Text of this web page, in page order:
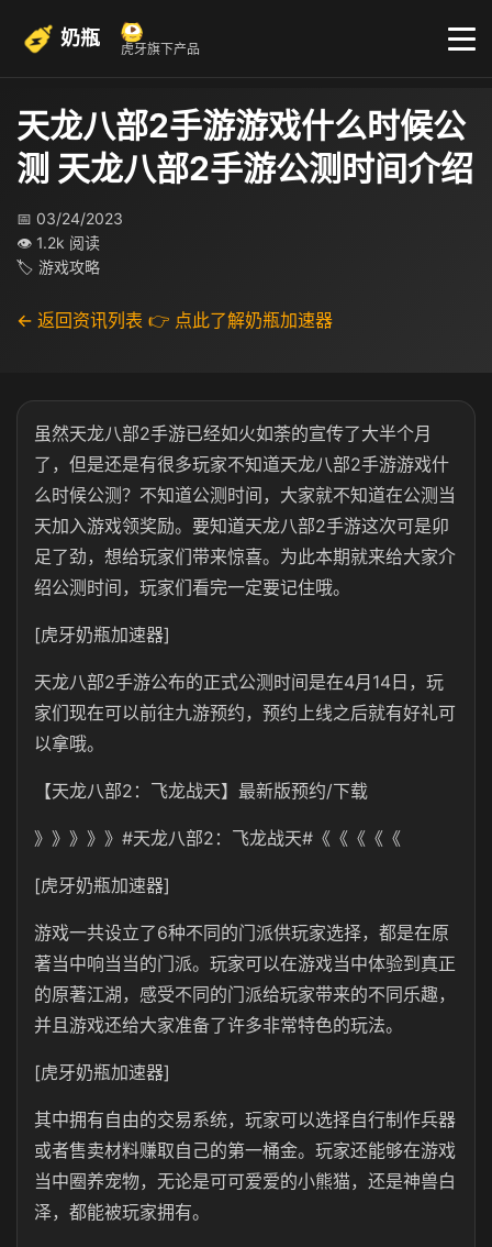
奶瓶 虎牙旗下产品
天龙八部2手游游戏什么时候公
测 天龙八部2手游公测时间介绍
📅 03/24/2023
👁 1.2k 阅读
🏷 游戏攻略
← 返回资讯列表 👉 点此了解奶瓶加速器
虽然天龙八部2手游已经如火如荼的宣传了大半个月
了，但是还是有很多玩家不知道天龙八部2手游游戏什
么时候公测？不知道公测时间，大家就不知道在公测当
天加入游戏领奖励。要知道天龙八部2手游这次可是卯
足了劲，想给玩家们带来惊喜。为此本期就来给大家介
绍公测时间，玩家们看完一定要记住哦。
[虎牙奶瓶加速器]
天龙八部2手游公布的正式公测时间是在4月14日，玩
家们现在可以前往九游预约，预约上线之后就有好礼可
以拿哦。
【天龙八部2：飞龙战天】最新版预约/下载
》》》》》#天龙八部2：飞龙战天#《《《《《
[虎牙奶瓶加速器]
游戏一共设立了6种不同的门派供玩家选择，都是在原
著当中响当当的门派。玩家可以在游戏当中体验到真正
的原著江湖，感受不同的门派给玩家带来的不同乐趣，
并且游戏还给大家准备了许多非常特色的玩法。
[虎牙奶瓶加速器]
其中拥有自由的交易系统，玩家可以选择自行制作兵器
或者售卖材料赚取自己的第一桶金。玩家还能够在游戏
当中圈养宠物，无论是可可爱爱的小熊猫，还是神兽白
泽，都能被玩家拥有。